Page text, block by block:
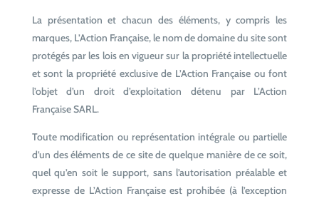
La présentation et chacun des éléments, y compris les
marques, L’Action Française, le nom de domaine du site sont
protégés par les lois en vigueur sur la propriété intellectuelle
et sont la propriété exclusive de L’Action Française ou font
l’objet d’un droit d’exploitation détenu par L’Action
Française SARL.
Toute modification ou représentation intégrale ou partielle
d’un des éléments de ce site de quelque manière de ce soit,
quel qu’en soit le support, sans l’autorisation préalable et
expresse de L’Action Française est prohibée (à l’exception